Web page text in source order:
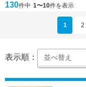
130件中 1〜10件を表示
1 2
表示順：